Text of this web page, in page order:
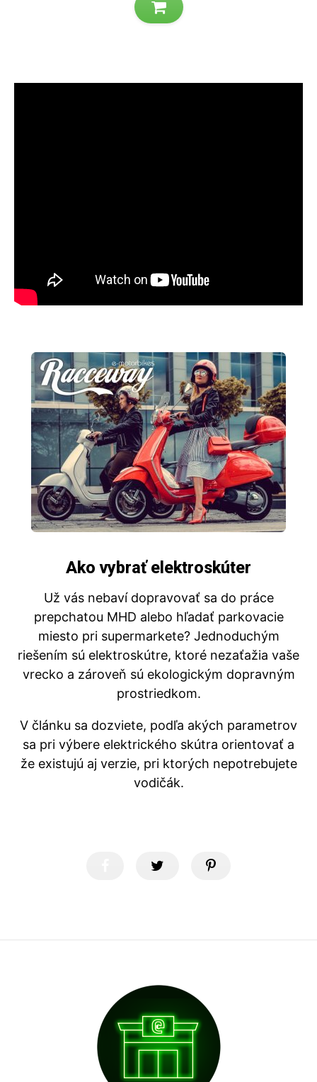
Ako vybrať elektroskúter
Už vás nebaví dopravovať sa do práce
prepchatou MHD alebo hľadať parkovacie
miesto pri supermarkete? Jednoduchým
riešením sú elektroskútre, ktoré nezaťažia vaše
vrecko a zároveň sú ekologickým dopravným
prostriedkom.
V článku sa dozviete, podľa akých parametrov
sa pri výbere elektrického skútra orientovať a
že existujú aj verzie, pri ktorých nepotrebujete
vodičák.